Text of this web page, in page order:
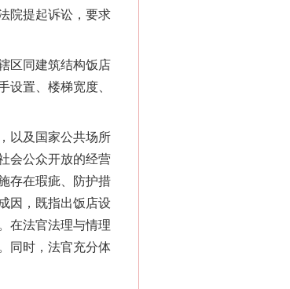
院提起诉讼，要求
区同建筑结构饭店
设置、楼梯宽度、
以及国家公共场所
会公众开放的经营
存在瑕疵、防护措
因，既指出饭店设
在法官法理与情理
同时，法官充分体
后的真相